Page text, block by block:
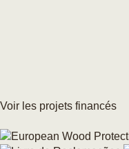
Voir les projets financés